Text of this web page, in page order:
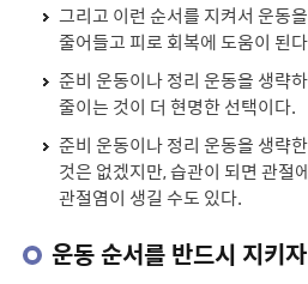
그리고 이런 순서를 지켜서 운동
줄어들고 피로 회복에 도움이 된
준비 운동이나 정리 운동을 생략
줄이는 것이 더 현명한 선택이다.
준비 운동이나 정리 운동을 생략
것은 없겠지만, 습관이 되면 관절
관절염이 생길 수도 있다.
운동 순서를 반드시 지키자